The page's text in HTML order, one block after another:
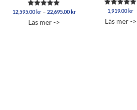
Betygsatt
av 5
12,595.00kr – 22,695.00krPrisintervall:
12,595.00 kr
Läs mer ->
Betygsatt
av 5
1,919.00kr
Läs mer ->